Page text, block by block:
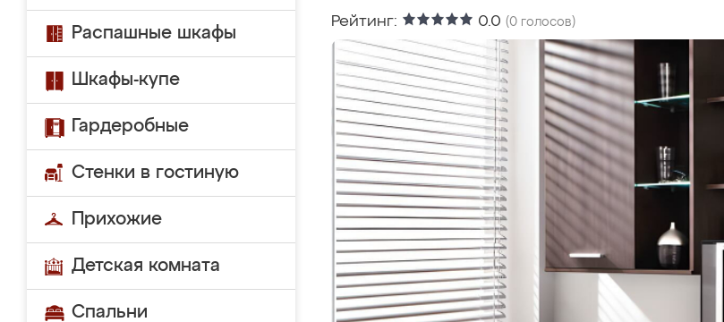
Распашные шкафы
Шкафы-купе
Гардеробные
Стенки в гостиную
Прихожие
Детская комната
Спальни
Рейтинг: 0.0 (0 голосов)